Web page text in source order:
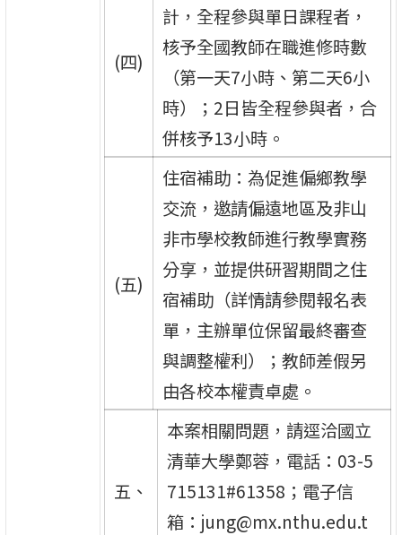
(四)
計，全程參與單日課程者，
核予全國教師在職進修時數
（第一天7小時、第二天6小
時）；2日皆全程參與者，合
併核予13小時。
(五)
住宿補助：為促進偏鄉教學
交流，邀請偏遠地區及非山
非市學校教師進行教學實務
分享，並提供研習期間之住
宿補助（詳情請參閱報名表
單，主辦單位保留最終審查
與調整權利）；教師差假另
由各校本權責卓處。
五、
本案相關問題，請逕洽國立
清華大學鄭蓉，電話：03-5
715131#61358；電子信
箱：jung@mx.nthu.edu.t